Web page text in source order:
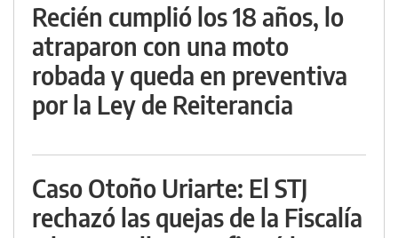
Recién cumplió los 18 años, lo
atraparon con una moto
robada y queda en preventiva
por la Ley de Reiterancia
Caso Otoño Uriarte: El STJ
rechazó las quejas de la Fiscalía